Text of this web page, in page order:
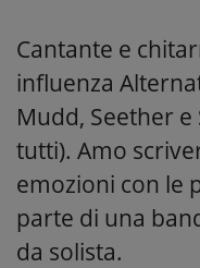
Cantante e
influenza
Mudd, Seether e
tutti). Amo
emozioni con le
parte di una
da solista.